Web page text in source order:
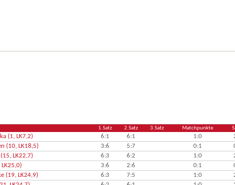
1.Satz 2.Satz 3.Satz Matchpunkte
(1, LK7,2) 6:1 6:1 1:0
(10, LK18,5) 3:6 5:7 0:1
LK22,7) 6:3 6:2 1:0
3:6 2:6 0:1
(19, LK24,9) 6:3 7:5 1:0